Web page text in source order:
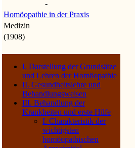
-
Homöopathie in der Praxis
Medizin
(1908)
I. Darstellung der Grundsätze
und Lehren der Homöopathie
II. Gesundheitslehre und
Behandlungsweisen
III. Behandlung der
Krankheiten und erste Hilfe
I. Charakteristik der
wichtigsten
homöopathischen